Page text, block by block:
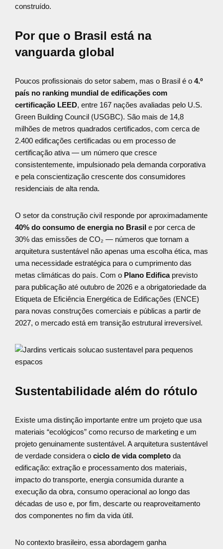
construído.
Por que o Brasil está na
vanguarda global
Poucos profissionais do setor sabem, mas o Brasil é o 4.º
país no ranking mundial de edificações com
certificação LEED, entre 167 nações avaliadas pelo U.S.
Green Building Council (USGBC). São mais de 14,8
milhões de metros quadrados certificados, com cerca de
2.400 edificações certificadas ou em processo de
certificação ativa — um número que cresce
consistentemente, impulsionado pela demanda corporativa
e pela conscientização crescente dos consumidores
residenciais de alta renda.
O setor da construção civil responde por aproximadamente
40% do consumo de energia no Brasil e por cerca de
30% das emissões de CO₂ — números que tornam a
arquitetura sustentável não apenas uma escolha ética, mas
uma necessidade estratégica para o cumprimento das
metas climáticas do país. Com o Plano Edificaprevisto
para publicação até outubro de 2026 e a obrigatoriedade da
Etiqueta de Eficiência Energética de Edificações (ENCE)
para novas construções comerciais e públicas a partir de
2027, o mercado está em transição estrutural irreversível.
Sustentabilidade além do rótulo
Existe uma distinção importante entre um projeto que usa
materiais “ecológicos” como recurso de marketing e um
projeto genuinamente sustentável. A arquitetura sustentável
de verdade considera o ciclo de vida completo da
edificação: extração e processamento dos materiais,
impacto do transporte, energia consumida durante a
execução da obra, consumo operacional ao longo das
décadas de uso e, por fim, descarte ou reaproveitamento
dos componentes no fim da vida útil.
No contexto brasileiro, essa abordagem ganha